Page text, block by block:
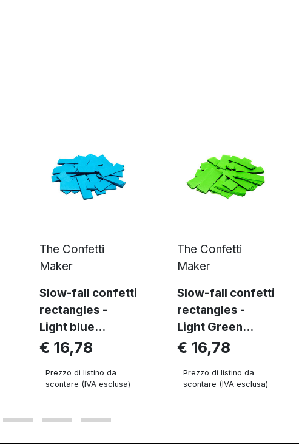
The Confetti
Maker
Slow-fall confetti
rectangles -
Light blue...
€ 16,78
Prezzo di listino da
scontare (IVA esclusa)
The Confetti
Maker
Slow-fall confetti
rectangles -
Light Green...
€ 16,78
Prezzo di listino da
scontare (IVA esclusa)